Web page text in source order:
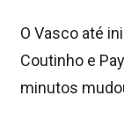
O Vasco até
Coutinho e
minutos